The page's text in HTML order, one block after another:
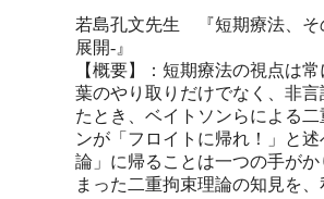
若島孔文先生 『短期療法、
展開-』
【概要】：短期療法の視点は
葉のやり取りだけでなく、非
たとき、ベイトソンらによる
ンが「フロイトに帰れ！」と
論」に帰ることは一つの手が
まった二重拘束理論の知見を